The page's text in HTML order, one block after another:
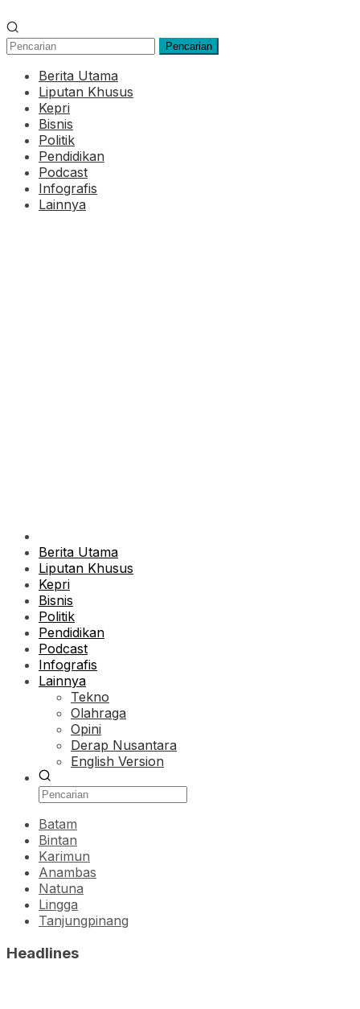
Pencarian
Berita Utama
Liputan Khusus
Kepri
Bisnis
Politik
Pendidikan
Podcast
Infografis
Lainnya
Berita Utama
Liputan Khusus
Kepri
Bisnis
Politik
Pendidikan
Podcast
Infografis
Lainnya
Tekno
Olahraga
Opini
Derap Nusantara
English Version
Batam
Bintan
Karimun
Anambas
Natuna
Lingga
Tanjungpinang
Headlines